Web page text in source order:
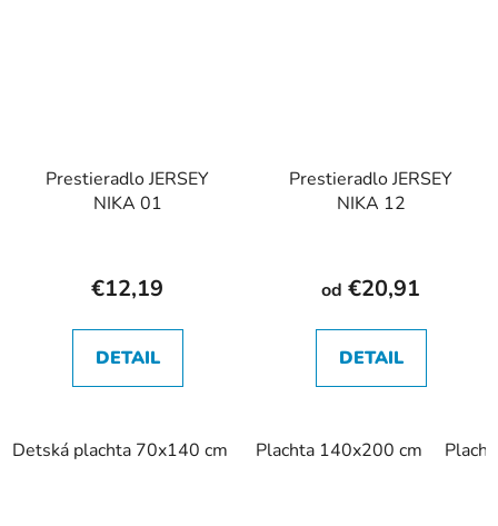
Prestieradlo JERSEY
NIKA 01
€12,19
DETAIL
Detská plachta 70x140 cm
Prestieradlo JERSEY
NIKA 12
od €20,91
DETAIL
Plachta 140x200 cm